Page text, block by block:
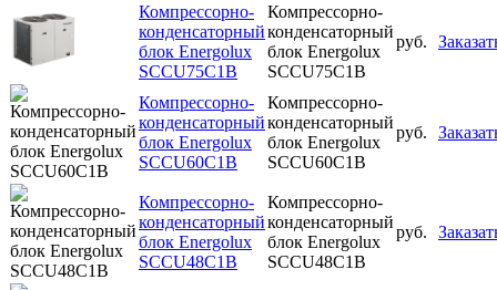
Компрессорно-
конденсаторный
блок Energolux
SCCU75C1B
Компрессорно-
конденсаторный
блок Energolux
SCCU75C1B
руб.
Компрессорно-
конденсаторный
блок Energolux
SCCU60C1B
Компрессорно-
конденсаторный
блок Energolux
SCCU60C1B
руб.
Компрессорно-
конденсаторный
блок Energolux
SCCU48C1B
Компрессорно-
конденсаторный
блок Energolux
SCCU48C1B
руб.